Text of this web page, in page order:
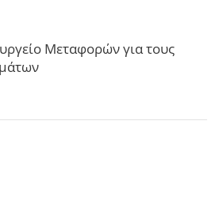
Μεταφορών για τους